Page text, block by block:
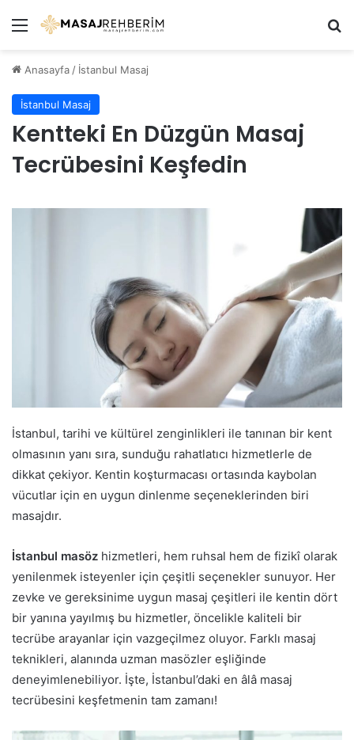
Menü
Anasayfa / İstanbul Masaj
İstanbul Masaj
Kentteki En Düzgün Masaj
Tecrübesini Keşfedin
İstanbul, tarihi ve kültürel zenginlikleri ile tanınan bir kent
olmasının yanı sıra, sunduğu rahatlatıcı hizmetlerle de
dikkat çekiyor. Kentin koşturmacası ortasında kaybolan
vücutlar için en uygun dinlenme seçeneklerinden biri
masajdır.
İstanbul masöz hizmetleri, hem ruhsal hem de fizikî olarak
yenilenmek isteyenler için çeşitli seçenekler sunuyor. Her
zevke ve gereksinime uygun masaj çeşitleri ile kentin dört
bir yanına yayılmış bu hizmetler, öncelikle kaliteli bir
tecrübe arayanlar için vazgeçilmez oluyor. Farklı masaj
teknikleri, alanında uzman masözler eşliğinde
deneyimlenebiliyor. İşte, İstanbul’daki en âlâ masaj
tecrübesini keşfetmenin tam zamanı!